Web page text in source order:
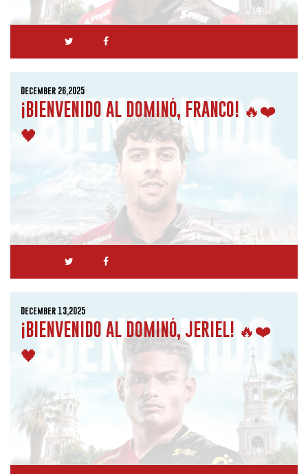
December 26,2025
¡BIENVENIDO AL DOMINÓ, FRANCO! 🔥❤️
🖤
December 13,2025
¡BIENVENIDO AL DOMINÓ, JERIEL! 🔥❤️
🖤